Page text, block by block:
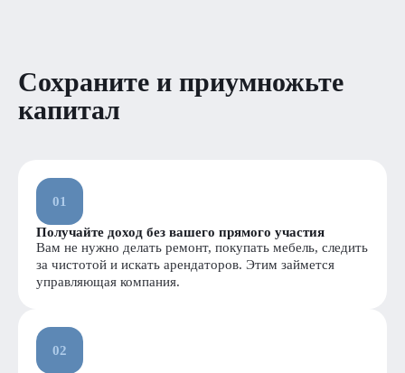
Сохраните и приумножьте
капитал
01
Получайте доход без вашего прямого участия
Вам не нужно делать ремонт, покупать мебель, следить
за чистотой и искать арендаторов. Этим займется
управляющая компания.
02